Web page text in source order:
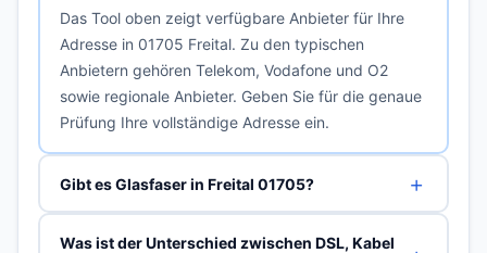
Das Tool oben zeigt verfügbare Anbieter für Ihre
Adresse in 01705 Freital. Zu den typischen
Anbietern gehören Telekom, Vodafone und O2
sowie regionale Anbieter. Geben Sie für die genaue
Prüfung Ihre vollständige Adresse ein.
Gibt es Glasfaser in Freital 01705?
Was ist der Unterschied zwischen DSL, Kabel